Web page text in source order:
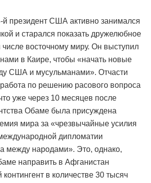
й президент США активно занимался
и старался показать дружелюбное
восточному миру. Он выступил
в Каире, чтобы «начать новые
США и мусульманами». Отчасти
работа по решению расового вопроса
уже через 10 месяцев после
Обаме была присуждена
мира за «чрезвычайные усилия
дипломатии
между народами». Это, однако,
направить в Афганистан
в количестве 30 тысяч